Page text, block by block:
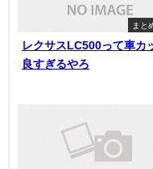
まと
レクサスLC500って車カ
良すぎるやろ